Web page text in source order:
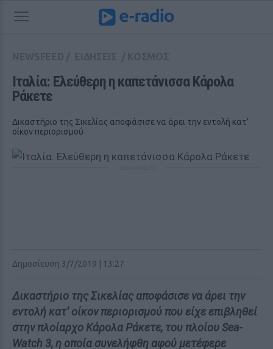
Ιταλία: Ελεύθερη η καπετάνισσα Κάρολα
Ράκετε
Δικαστήριο της Σικελίας αποφάσισε να άρει την εντολή κατ’
οίκον περιορισμού
Δημοσίευση 3/7/2019 | 13:27
Δικαστήριο της Σικελίας αποφάσισε να άρει την
εντολή κατ’ οίκον περιορισμού που είχε επιβληθεί
στην πλοίαρχο Κάρολα Ράκετε, του πλοίου Sea-
Watch 3, η οποία συνελήφθη αφού μετέφερε